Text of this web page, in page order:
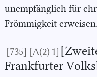
unempfänglich für
Frömmigkeit erweisen.
[735] [A(2) 1]
Frankfurter